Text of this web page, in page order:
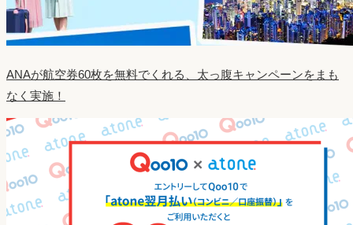
ANAが航空券60枚を無料でくれる、太っ腹キャンペーンをまも
なく実施！